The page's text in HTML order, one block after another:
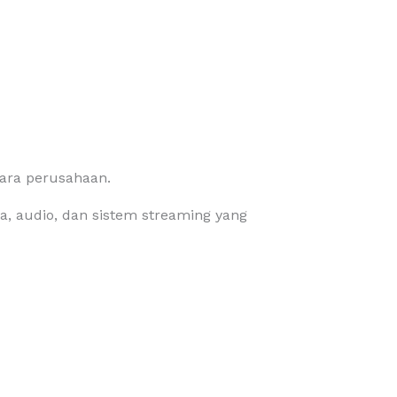
perusahaan.
audio, dan sistem streaming yang